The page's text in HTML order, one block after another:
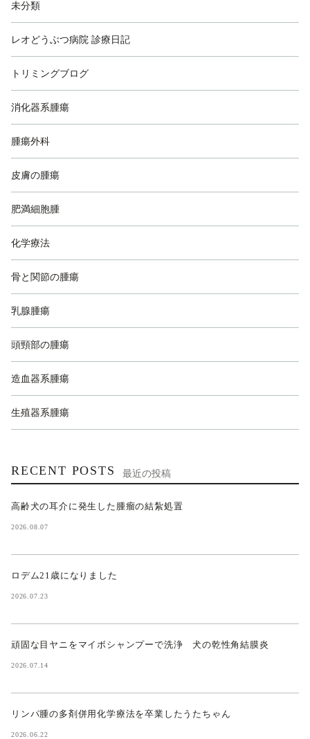
未分類
レオどうぶつ病院 診療日記
トリミングブログ
消化器系腫瘍
腫瘍外科
皮膚の腫瘍
肥満細胞腫
化学療法
骨と関節の腫瘍
乳腺腫瘍
頭頸部の腫瘍
造血器系腫瘍
生殖器系腫瘍
RECENT POSTS 最近の投稿
高齢犬の耳介に発生した腫瘤の結紮処置
2026.08.07
ロデム21歳になりました
2026.07.23
頑固な目ヤニをマイボシャンプーで洗浄 犬の乾性角結膜炎
2026.07.14
リンパ腫の多剤併用化学療法を卒業したうたちゃん
2026.06.22